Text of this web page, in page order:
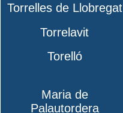
Torrelles de Llobregat
Torrelavit
Torelló
Maria de
Palautordera